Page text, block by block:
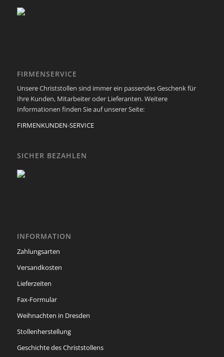
FIRMENSERVICE
Unsere Christstollen sind immer ein passendes Geschenk für
Ihre Kunden, Mitarbeiter oder Lieferanten. Weitere
Informationen finden Sie auf unserer Seite:
FIRMENKUNDEN-SERVICE
SICHER BEZAHLEN
INFORMATION
Zahlungsarten
Versandkosten
Lieferzeiten
Fax-Formular
Weihnachten in Dresden
Stollenherstellung
Geschichte des Christstollens